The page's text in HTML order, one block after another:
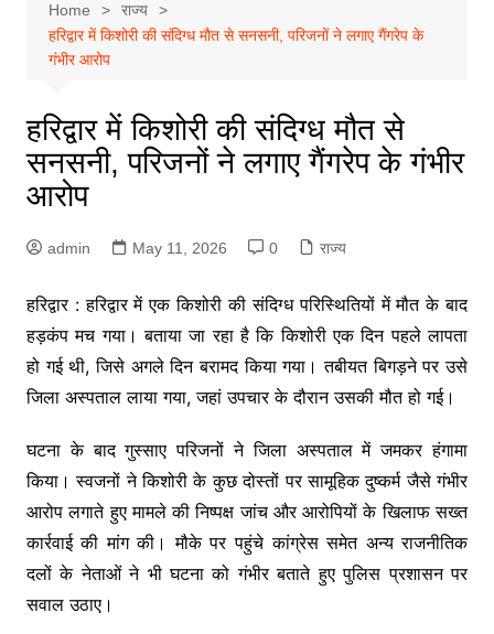
Home
राज्य
हरिद्वार में किशोरी की संदिग्ध मौत से सनसनी, परिजनों ने लगाए गैंगरेप के
गंभीर आरोप
हरिद्वार में किशोरी की संदिग्ध मौत से
सनसनी, परिजनों ने लगाए गैंगरेप के गंभीर
आरोप
admin May 11, 2026 0 राज्य
हरिद्वार : हरिद्वार में एक किशोरी की संदिग्ध परिस्थितियों में मौत के बाद
हड़कंप मच गया। बताया जा रहा है कि किशोरी एक दिन पहले लापता
हो गई थी, जिसे अगले दिन बरामद किया गया। तबीयत बिगड़ने पर उसे
जिला अस्पताल लाया गया, जहां उपचार के दौरान उसकी मौत हो गई।
घटना के बाद गुस्साए परिजनों ने जिला अस्पताल में जमकर हंगामा
किया। स्वजनों ने किशोरी के कुछ दोस्तों पर सामूहिक दुष्कर्म जैसे गंभीर
आरोप लगाते हुए मामले की निष्पक्ष जांच और आरोपियों के खिलाफ सख्त
कार्रवाई की मांग की। मौके पर पहुंचे कांग्रेस समेत अन्य राजनीतिक
दलों के नेताओं ने भी घटना को गंभीर बताते हुए पुलिस प्रशासन पर
सवाल उठाए।